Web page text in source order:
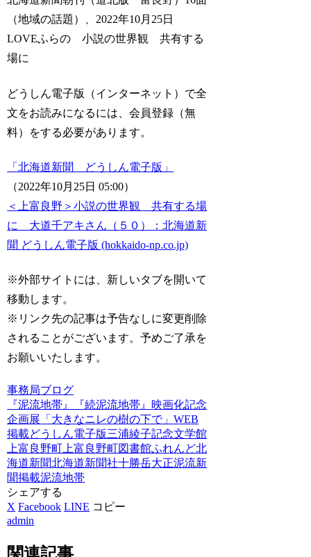
（地域の話題）、2022年10月25日
LOVEふらの 小説の世界観 共有する
場に
どうしん電子版（インターネット）で全
文をお読みになるには、会員登録（無
料）をする必要があります。
「北海道新聞 どうしん電子版」
（2022年10月25日 05:00）
＜上富良野＞小説の世界観 共有する場
に 大道千アキさん（５０）：北海道新
聞 どうしん電子版 (hokkaido-np.co.jp)
※外部サイトには、新しいタブを開いて
移動します。
※リンク先の記事は予告なしに変更削除
されることがございます。予めご了承を
お願いいたします。
事務局ブログ
『泥流地帯』『続泥流地帯』映画化記念
企画展「大きなニレの樹の下で」WEB
掲載どうしん電子版三浦綾子記念文学館
上富良野町 上富良野町図書館ふれんど北
海道新聞北海道新聞社十勝岳大正泥流新
聞掲載泥流地帯
シェアする
X Facebook LINE コピー
admin